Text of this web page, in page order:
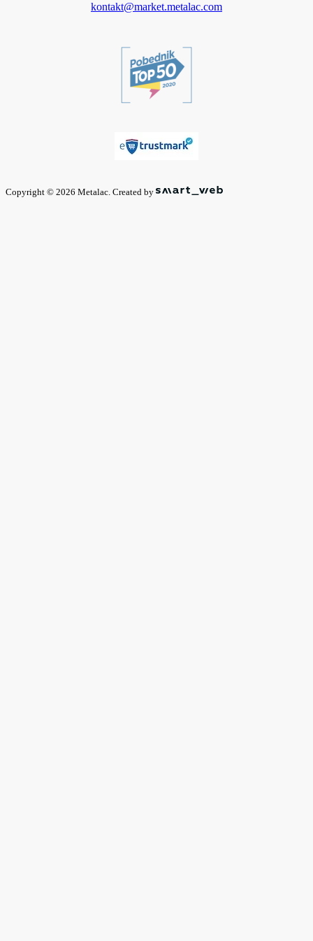
kontakt@market.metalac.com
Copyright © 2026 Metalac. Created by